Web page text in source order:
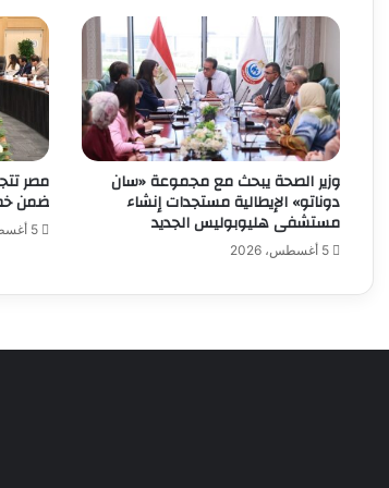
وزير الصحة يبحث مع مجموعة «سان
دوناتو» الإيطالية مستجدات إنشاء
مستشفى هليوبوليس الجديد
5 أغسطس، 2026
مصر
ضمن
5 أغسطس، 2026